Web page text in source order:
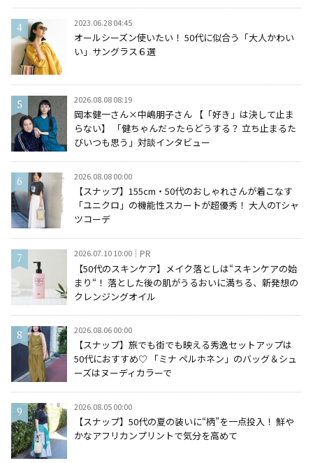
2023.06.28 04:45
オールシーズン使いたい！ 50代に似合う「大人かわい
い」サングラス６選
2026.08.08 08:19
岡本健一さん×中嶋朋子さん 【「好き」は決して止ま
らない】 「健ちゃんだったらどうする？ 立ち止まるた
びいつも思う」対談インタビュー
2026.08.08 00:00
【スナップ】155cm・50代のおしゃれさんが着こなす
「ユニクロ」の機能性スカートが超優秀！ 大人のTシャ
ツコーデ
2026.07.10 10:00 PR
【50代のスキンケア】メイク落としは“スキンケアの始
まり“！ 落とした後の肌がうるおいに満ちる、新発想の
クレンジングオイル
2026.08.06 00:00
【スナップ】旅でも街でも映える秀逸セットアップは
50代におすすめ♡ 「ミナ ペルホネン」のバッグ＆シュ
ーズはヌーディカラーで
2026.08.05 00:00
【スナップ】50代の夏の装いに“柄”を一点投入！ 鮮や
かなアフリカンプリントで気分を高めて